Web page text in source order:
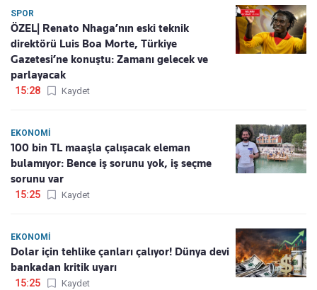
SPOR
ÖZEL| Renato Nhaga’nın eski teknik
direktörü Luis Boa Morte, Türkiye
Gazetesi’ne konuştu: Zamanı gelecek ve
parlayacak
15:28 Kaydet
EKONOMI
100 bin TL maaşla çalışacak eleman
bulamıyor: Bence iş sorunu yok, iş seçme
sorunu var
15:25 Kaydet
EKONOMI
Dolar için tehlike çanları çalıyor! Dünya devi
bankadan kritik uyarı
15:25 Kaydet